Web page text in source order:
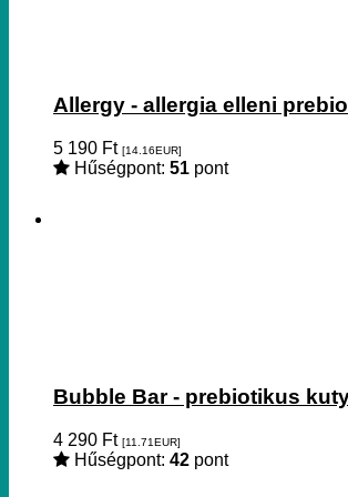
Allergy - allergia elleni
5 190 Ft [14.16EUR]
Hűségpont: 51 pont
Bubble Bar - prebiotikus
4 290 Ft [11.71EUR]
Hűségpont: 42 pont